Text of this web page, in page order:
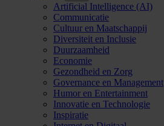
Artificial Intelligence (AI)
Communicatie
Cultuur en Maatschappij
Diversiteit en Inclusie
Duurzaamheid
Economie
Gezondheid en Zorg
Governance en Management
Humor en Entertainment
Innovatie en Technologie
Inspiratie